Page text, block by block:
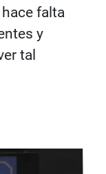
falta
y
tal